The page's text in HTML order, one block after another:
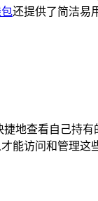
还提供了简洁易
地查看自己持
能访问和管理这